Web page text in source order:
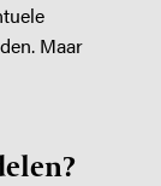
Maar